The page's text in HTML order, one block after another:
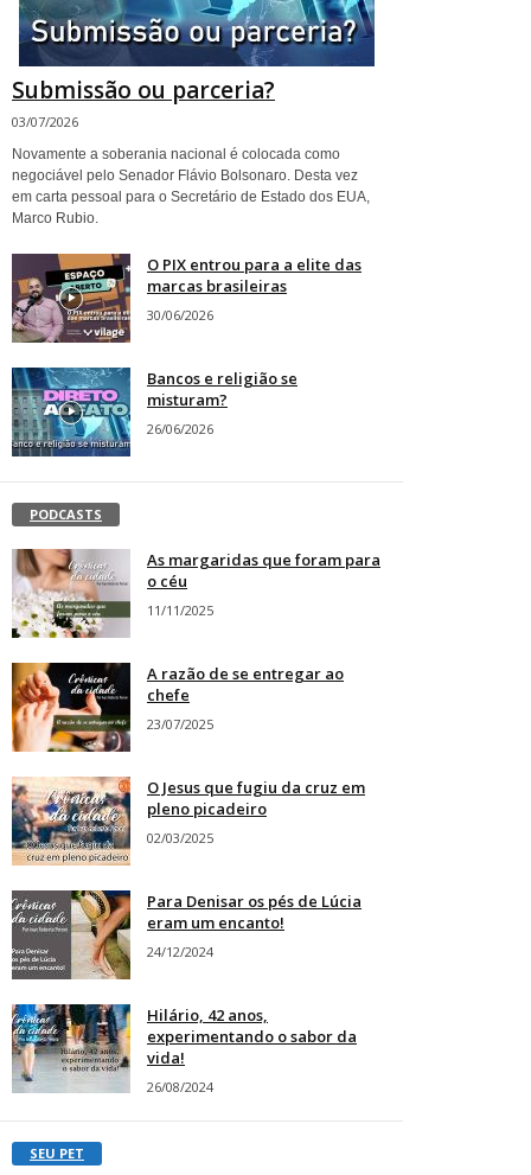
Submissão ou parceria?
03/07/2026
Novamente a soberania nacional é colocada como
negociável pelo Senador Flávio Bolsonaro. Desta vez
em carta pessoal para o Secretário de Estado dos EUA,
Marco Rubio.
O PIX entrou para a elite das
marcas brasileiras
30/06/2026
Bancos e religião se
misturam?
26/06/2026
PODCASTS
As margaridas que foram para
o céu
11/11/2025
A razão de se entregar ao
chefe
23/07/2025
O Jesus que fugiu da cruz em
pleno picadeiro
02/03/2025
Para Denisar os pés de Lúcia
eram um encanto!
24/12/2024
Hilário, 42 anos,
experimentando o sabor da
vida!
26/08/2024
SEU PET